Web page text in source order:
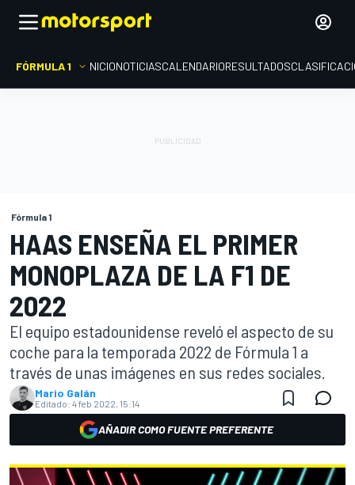
FÓRMULA 1 INICIONOTICIASCALENDARIORESULTADOS
Fórmula 1
HAAS ENSEÑA EL PRIMER
MONOPLAZA DE LA F1 DE
2022
El equipo estadounidense reveló el aspecto de su
coche para la temporada 2022 de Fórmula 1 a
través de unas imágenes en sus redes sociales.
Mario Galán
Editado: 4 feb 2022, 15:14
AÑADIR COMO FUENTE PREFERENTE